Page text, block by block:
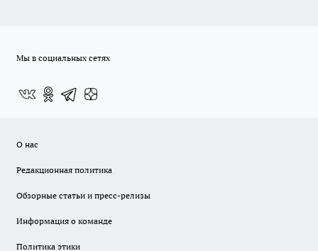
Мы в социальных сетях
О нас
Редакционная политика
Обзорные статьи и пресс-релизы
Информация о команде
Политика этики